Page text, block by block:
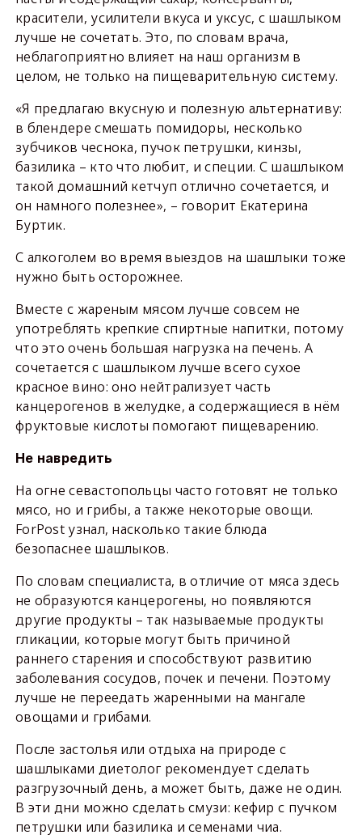
красители, усилители вкуса и уксус, с шашлыком
лучше не сочетать. Это, по словам врача,
неблагоприятно влияет на наш организм в
целом, не только на пищеварительную систему.
«Я предлагаю вкусную и полезную альтернативу:
в блендере смешать помидоры, несколько
зубчиков чеснока, пучок петрушки, кинзы,
базилика – кто что любит, и специи. С шашлыком
такой домашний кетчуп отлично сочетается, и
он намного полезнее», – говорит Екатерина
Буртик.
С алкоголем во время выездов на шашлыки тоже
нужно быть осторожнее.
Вместе с жареным мясом лучше совсем не
употреблять крепкие спиртные напитки, потому
что это очень большая нагрузка на печень. А
сочетается с шашлыком лучше всего сухое
красное вино: оно нейтрализует часть
канцерогенов в желудке, а содержащиеся в нём
фруктовые кислоты помогают пищеварению.
Не навредить
На огне севастопольцы часто готовят не только
мясо, но и грибы, а также некоторые овощи.
ForPost узнал, насколько такие блюда
безопаснее шашлыков.
По словам специалиста, в отличие от мяса здесь
не образуются канцерогены, но появляются
другие продукты – так называемые продукты
гликации, которые могут быть причиной
раннего старения и способствуют развитию
заболевания сосудов, почек и печени. Поэтому
лучше не переедать жаренными на мангале
овощами и грибами.
После застолья или отдыха на природе с
шашлыками диетолог рекомендует сделать
разгрузочный день, а может быть, даже не один.
В эти дни можно сделать смузи: кефир с пучком
петрушки или базилика и семенами чиа.